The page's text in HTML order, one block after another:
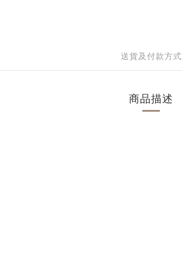
送貨及付款方式
商品描述